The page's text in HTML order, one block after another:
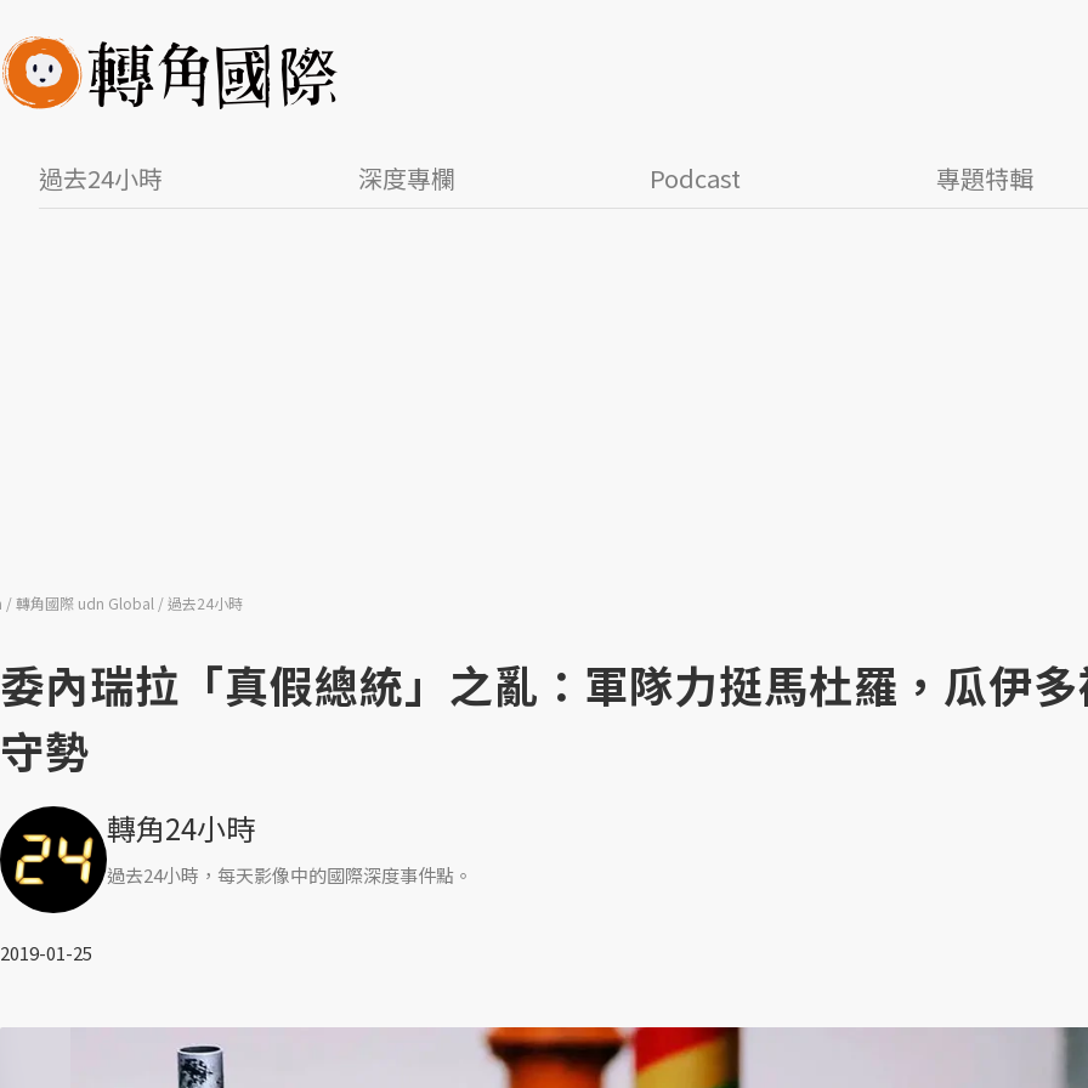
過去24小時 深度專欄 Podcast 專題特輯
轉角國際 udn Global 過去24小時
委內瑞拉「真假總統」之亂：軍隊力挺馬杜羅，瓜伊
守勢
轉角24小時
過去24小時，每天影像中的國際深度事件點。
2019-01-25